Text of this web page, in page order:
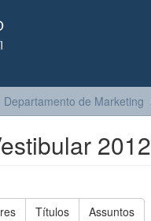
Departamento de Marketing
2012
Títulos Assuntos